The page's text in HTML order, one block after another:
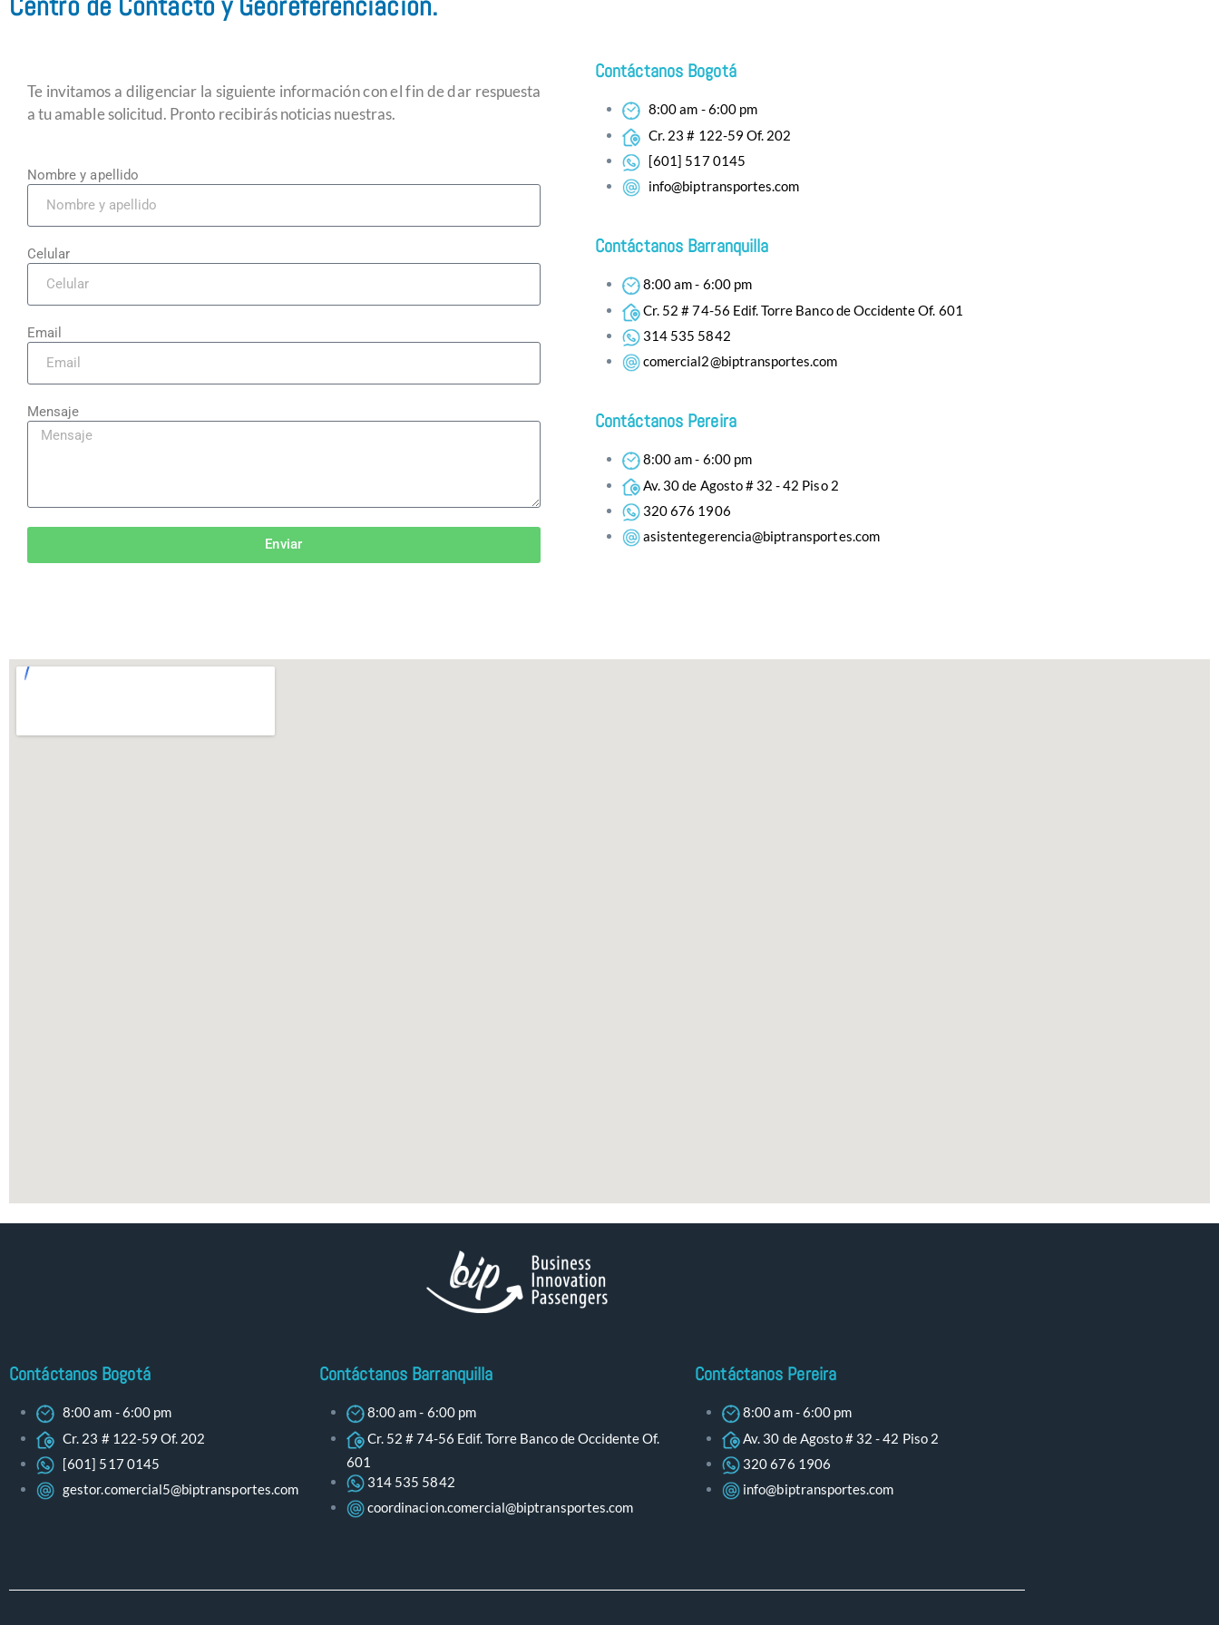
Te invitamos a diligenciar la siguiente información con el fin de dar respuesta
a tu amable solicitud. Pronto recibirás noticias nuestras.
Nombre y apellido
Celular
Email
Mensaje
Enviar
Contáctanos Bogotá
8:00 am - 6:00 pm
Cr. 23 # 122-59 Of. 202
[601] 517 0145
info@biptransportes.com
Contáctanos Barranquilla
8:00 am - 6:00 pm
Cr. 52 # 74-56 Edif. Torre Banco de Occidente Of. 601
314 535 5842
comercial2@biptransportes.com
Contáctanos Pereira
8:00 am - 6:00 pm
Av. 30 de Agosto # 32 - 42 Piso 2
320 676 1906
asistentegerencia@biptransportes.com
Contáctanos Bogotá
8:00 am - 6:00 pm
Cr. 23 # 122-59 Of. 202
[601] 517 0145
gestor.comercial5@biptransportes.com
Contáctanos Barranquilla
8:00 am - 6:00 pm
Cr. 52 # 74-56 Edif. Torre Banco de Occidente Of.
601
314 535 5842
coordinacion.comercial@biptransportes.com
Contáctanos Pereira
8:00 am - 6:00 pm
Av. 30 de Agosto # 32 - 42 Piso 2
320 676 1906
info@biptransportes.com